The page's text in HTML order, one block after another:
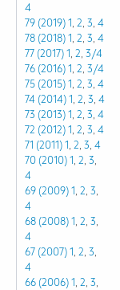
4
79 (2019)1, 2, 3, 4
78 (2018)1, 2, 3, 4
77 (2017)1, 2, 3/4
76 (2016)1, 2, 3/4
75 (2015)1, 2, 3, 4
74 (2014)1, 2, 3, 4
73 (2013)1, 2, 3, 4
72 (2012)1, 2, 3, 4
71 (2011)1, 2, 3, 4
70 (2010)1, 2, 3,
4
69 (2009)1, 2, 3,
4
68 (2008)1, 2, 3,
4
67 (2007)1, 2, 3,
4
66 (2006)1, 2, 3,